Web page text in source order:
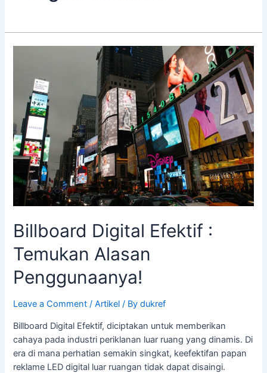
Billboard Digital Efektif :
Temukan Alasan
Penggunaanya!
Leave a Comment /Artikel / Bydukref
Billboard Digital Efektif, diciptakan untuk memberikan
cahaya pada industri periklanan luar ruang yang dinamis. Di
era di mana perhatian semakin singkat, keefektifan papan
reklame LED digital luar ruangan tidak dapat disaingi.
Efektif
Temukan
Alasan
Penggunaanya!